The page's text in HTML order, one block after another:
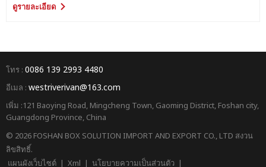
ดูรายละเอียด
โทร : 0086 139 2993 4480
อีเมล : westriverivan@163.com
เพิ่ม :121 Baoying Road, Mingcheng Town, Gaoming District, Foshan city,
Guangdong Province, China
© 2026 FOSHAN BOX SOLUTION IMPORT AND EXPORT CO., LTD สงวน
ลิขสิทธิ์.
แผนผังเว็บไซต์ | Xml | นโยบายความเป็นส่วนตัว |